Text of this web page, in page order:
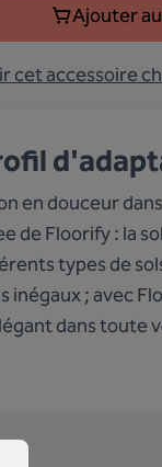
Ajouter
cet accessoire
en douceur
de Floorify : la
types de
inégaux ; avec
dans toute